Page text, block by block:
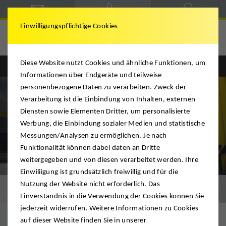
Englisch Deutsch
Helping Hands
Einwilligungspflichtige Cookies
Diese Website nutzt Cookies und ähnliche Funktionen, um
Informationen über Endgeräte und teilweise
personenbezogene Daten zu verarbeiten. Zweck der
Verarbeitung ist die Einbindung von Inhalten, externen
Diensten sowie Elementen Dritter, um personalisierte
Werbung, die Einbindung sozialer Medien und statistische
Messungen/Analysen zu ermöglichen. Je nach
Funktionalität können dabei daten an Dritte
weitergegeben und von diesen verarbeitet werden. Ihre
Einwiliigung ist grundsätzlich freiwillig und für die
Nutzung der Website nicht erforderlich. Das
Einverständnis in die Verwendung der Cookies können Sie
jederzeit widerrufen. Weitere Informationen zu Cookies
auf dieser Website finden Sie in unserer